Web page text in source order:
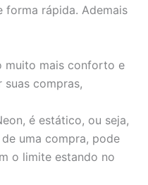
forma rápida. Ademais
muito mais conforto e
suas compras,
é estático, ou seja,
uma compra, pode
o limite estando no